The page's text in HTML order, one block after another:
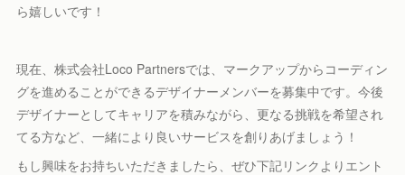
ら嬉しいです！
現在、株式会社Loco Partnersでは、マークアップからコーディン
グを進めることができるデザイナーメンバーを募集中です。今後
デザイナーとしてキャリアを積みながら、更なる挑戦を希望され
てる方など、一緒により良いサービスを創りあげましょう！
もし興味をお持ちいただきましたら、ぜひ下記リンクよりエント